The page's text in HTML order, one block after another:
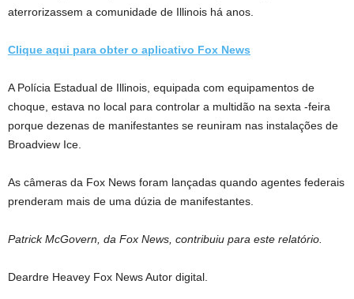
aterrorizassem a comunidade de Illinois há anos.
Clique aqui para obter o aplicativo Fox News
A Polícia Estadual de Illinois, equipada com equipamentos de
choque, estava no local para controlar a multidão na sexta -feira
porque dezenas de manifestantes se reuniram nas instalações de
Broadview Ice.
As câmeras da Fox News foram lançadas quando agentes federais
prenderam mais de uma dúzia de manifestantes.
Patrick McGovern, da Fox News, contribuiu para este relatório.
Deardre Heavey Fox News Autor digital.